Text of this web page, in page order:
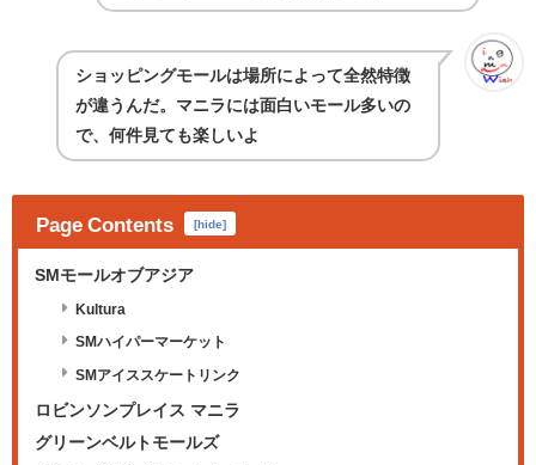
ショッピングモールは場所によって全然特徴
が違うんだ。マニラには面白いモール多いの
で、何件見ても楽しいよ
Page Contents [hide]
SMモールオブアジア
Kultura
SMハイパーマーケット
SMアイススケートリンク
ロビンソンプレイス マニラ
グリーンベルトモールズ